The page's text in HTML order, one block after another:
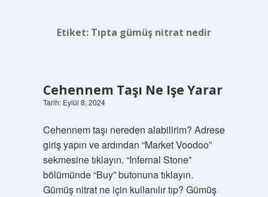
Etiket: Tıpta gümüş nitrat nedir
Cehennem Taşı Ne Işe Yarar
Tarih: Eylül 8, 2024
Cehennem taşı nereden alabilirim? Adrese
giriş yapın ve ardından “Market Voodoo”
sekmesine tıklayın. “Infernal Stone”
bölümünde “Buy” butonuna tıklayın.
Gümüş nitrat ne için kullanılır tıp? Gümüş